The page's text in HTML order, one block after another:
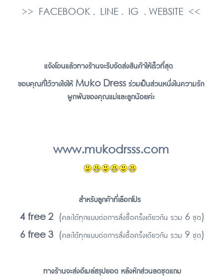
>> FACEBOOK . LINE . IG . WEBSITE <<
แจ้งโอนแล้วทางร้านจะรีบจัดส่งสินค้าให้เร็วที่สุด
ขอบคุณที่ไว้วางใจให้ Muko Dress ร่วมเป็นส่วนหนึ่งในความรัก
ผูกพันของคุณแม่และลูกน้อยค่ะ
www.mukodrsss.com
สำหรับลูกค้าที่เลือกโปร
4 free 2 (คละได้ทุกแบบต่อการสั่งซื้อครั้งเดียวกัน รวม 6 ชุด)
6 free 3 (คละได้ทุกแบบต่อการสั่งซื้อครั้งเดียวกัน รวม 9 ชุด)
ทางร้านจะส่งอีเมล์สรุปยอด หลังหักส่วนลดชุดแถม